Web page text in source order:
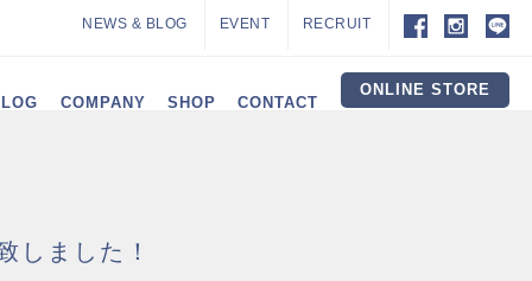
NEWS & BLOG EVENT RECRUIT
COMPANY SHOP CONTACT
ONLINE STORE
しました！